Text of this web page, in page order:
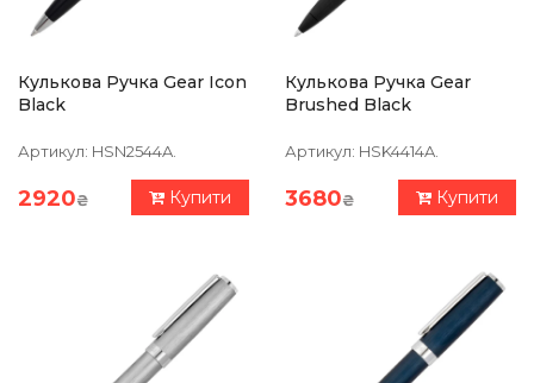
Кулькова Ручка Gear Icon
Black
Артикул: HSN2544A.
2920₴ Купити
Кулькова Ручка Gear
Brushed Black
Артикул: HSK4414A.
3680₴ Купити